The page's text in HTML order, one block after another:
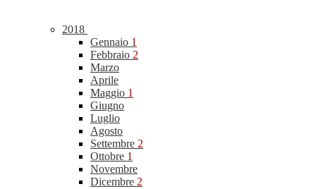
2018
Gennaio 1
Febbraio 2
Marzo
Aprile
Maggio 1
Giugno
Luglio
Agosto
Settembre 2
Ottobre 1
Novembre
Dicembre 2